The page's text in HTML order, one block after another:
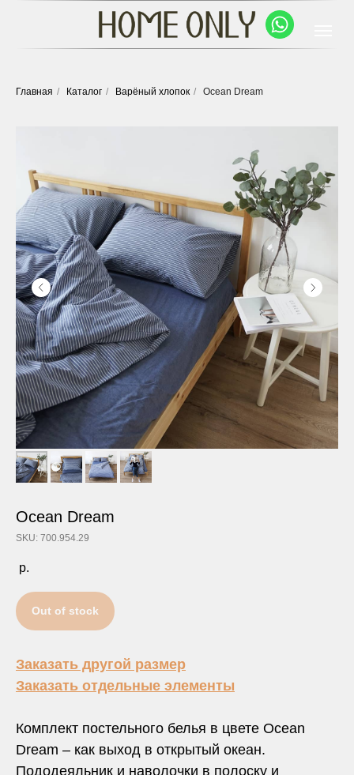
Главная / Каталог / Варёный хлопок / Ocean Dream
Ocean Dream
SKU: 700.954.29
р.
Out of stock
Заказать другой размер
Заказать отдельные элементы
Комплект постельного белья в цвете Ocean
Dream – как выход в открытый океан.
Пододеяльник и наволочки в полоску и